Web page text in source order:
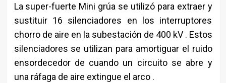
La super-fuerte Mini grúa se utilizó para extraer y
sustituir 16 silenciadores en los interruptores
chorro de aire en la subestación de 400 kV . Estos
silenciadores se utilizan para amortiguar el ruido
ensordecedor de cuando un circuito se abre y
una ráfaga de aire extingue el arco .